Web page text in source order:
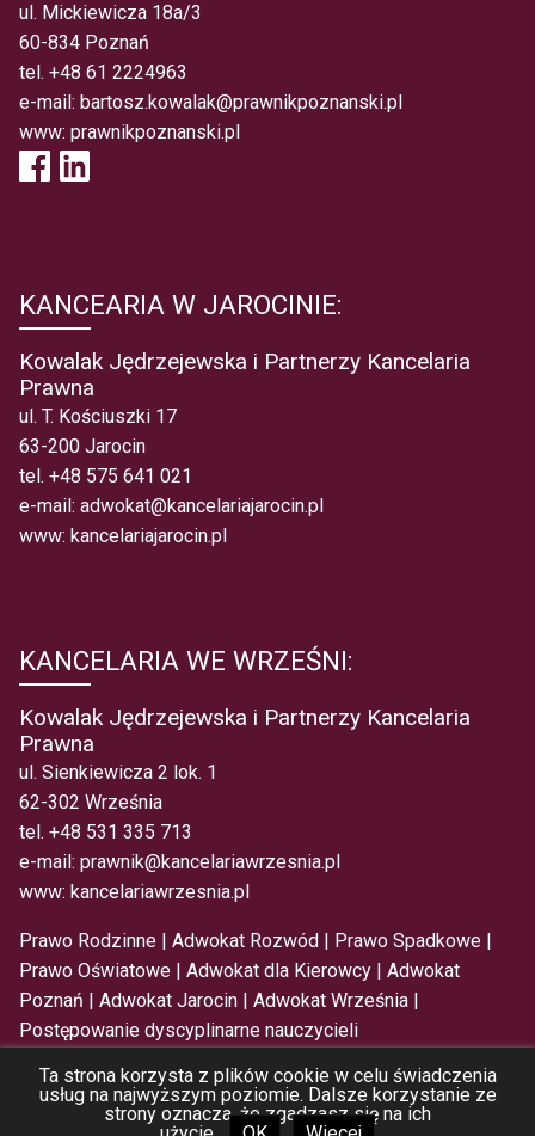
ul. Mickiewicza 18a/3
60-834 Poznań
tel. +48 61 2224963
e-mail: bartosz.kowalak@prawnikpoznanski.pl
www: prawnikpoznanski.pl
KANCEARIA W JAROCINIE:
Kowalak Jędrzejewska i Partnerzy Kancelaria
Prawna
ul. T. Kościuszki 17
63-200 Jarocin
tel. +48 575 641 021
e-mail: adwokat@kancelariajarocin.pl
www: kancelariajarocin.pl
KANCELARIA WE WRZEŚNI:
Kowalak Jędrzejewska i Partnerzy Kancelaria
Prawna
ul. Sienkiewicza 2 lok. 1
62-302 Września
tel. +48 531 335 713
e-mail: prawnik@kancelariawrzesnia.pl
www: kancelariawrzesnia.pl
Prawo Rodzinne | Adwokat Rozwód | Prawo Spadkowe |
Prawo Oświatowe | Adwokat dla Kierowcy | Adwokat
Poznań | Adwokat Jarocin | Adwokat Września |
Postępowanie dyscyplinarne nauczycieli
© Kowalak Jędrzejewska i Partnerzy
Polityka
Ta strona korzysta z plików cookie w celu świadczenia
usług na najwyższym poziomie. Dalsze korzystanie ze
strony oznacza, że zgadzasz się na ich